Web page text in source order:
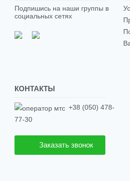
Подпишись на наши группы в
социальных сетях
КОНТАКТЫ
+38 (050) 478-
77-30
Заказать звонок